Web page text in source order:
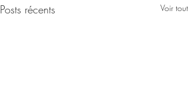
Posts récents Voir tout